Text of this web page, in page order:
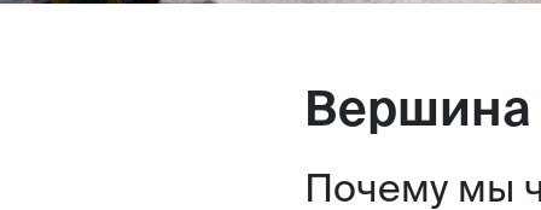
Вершина
Почему мы